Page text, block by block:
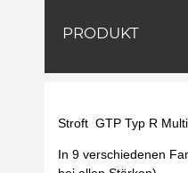
PRODUKT
Stroft GTP Typ R
In 9 verschiedenen